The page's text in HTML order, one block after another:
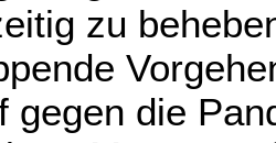
zu
gegen die